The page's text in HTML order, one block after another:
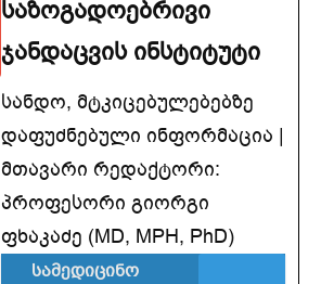
საზოგადოებრივი
ჯანდაცვის ინსტიტუტი
სანდო, მტკიცებულებებზე
დაფუძნებული ინფორმაცია |
მთავარი რედაქტორი:
პროფესორი გიორგი
ფხაკაძე (MD, MPH, PhD)
სამედიცინო